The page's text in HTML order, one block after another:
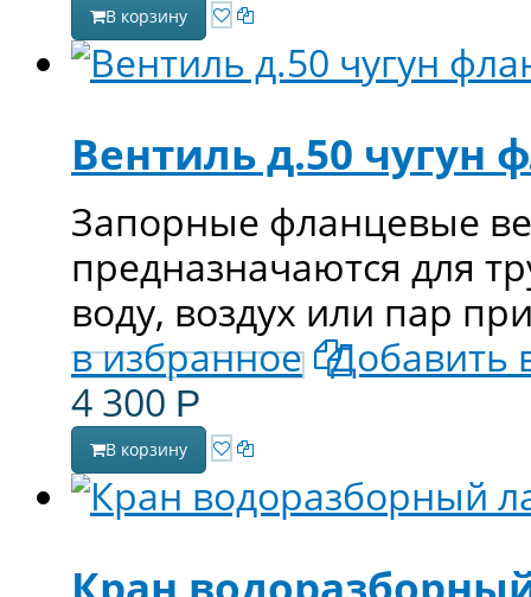
В корзину
Вентиль д.50 чугун
Запорные фланцевые
предназначаются для
воду, воздух или пар
в избранное Добавить
4 300 Р
В корзину